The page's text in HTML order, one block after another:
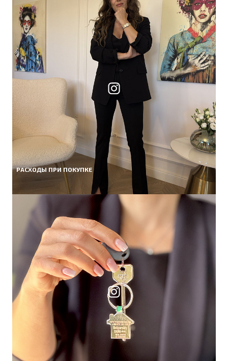
РАСХОДЫ ПРИ ПОКУПКЕ